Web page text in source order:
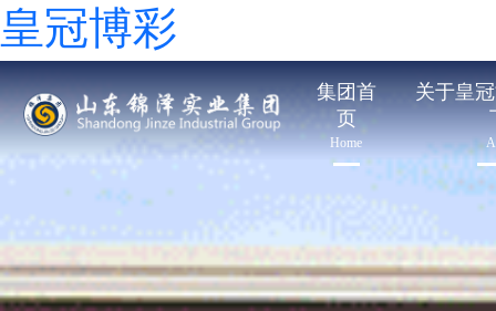
皇冠博彩
集团首
页
Home
关于皇